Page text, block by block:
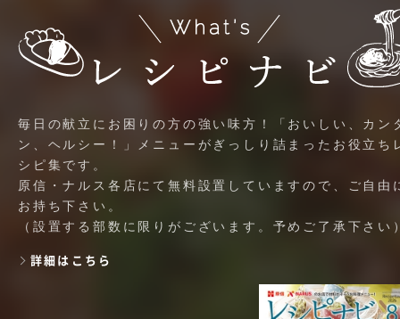
毎日の献立にお困りの方の強い味方！「おいしい、カン
ン、ヘルシー！」メニューがぎっしり詰まったお役立ち
シピ集です。
原信・ナルス各店にて無料設置していますので、ご自由
お持ち下さい。
（設置する部数に限りがございます。予めご了承下さい
詳細はこちら